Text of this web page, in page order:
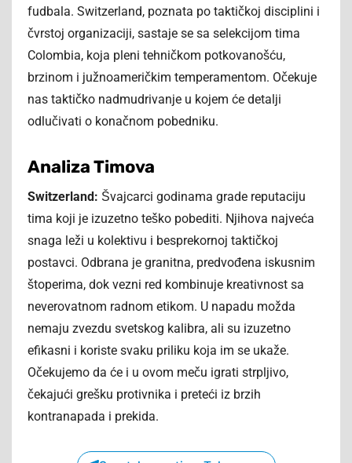
fudbala. Switzerland, poznata po taktičkoj disciplini i
čvrstoj organizaciji, sastaje se sa selekcijom tima
Colombia, koja pleni tehničkom potkovanošću,
brzinom i južnoameričkim temperamentom. Očekuje
nas taktičko nadmudrivanje u kojem će detalji
odlučivati o konačnom pobedniku.
Analiza Timova
Switzerland: Švajcarci godinama grade reputaciju
tima koji je izuzetno teško pobediti. Njihova najveća
snaga leži u kolektivu i besprekornoj taktičkoj
postavci. Odbrana je granitna, predvođena iskusnim
štoperima, dok vezni red kombinuje kreativnost sa
neverovatnom radnom etikom. U napadu možda
nemaju zvezdu svetskog kalibra, ali su izuzetno
efikasni i koriste svaku priliku koja im se ukaže.
Očekujemo da će i u ovom meču igrati strpljivo,
čekajući grešku protivnika i preteći iz brzih
kontranapada i prekida.